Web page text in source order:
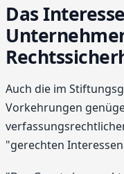
Das
Auch die im
Vorkehrungen
"gerechten